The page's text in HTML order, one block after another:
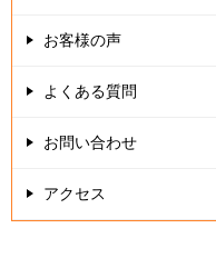
お客様の声
よくある質問
お問い合わせ
アクセス